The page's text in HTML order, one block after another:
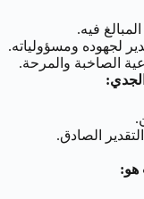
فيه.
لجهوده ومسؤولياته.
الصاخبة والمرحة.
الصادق.
هو: